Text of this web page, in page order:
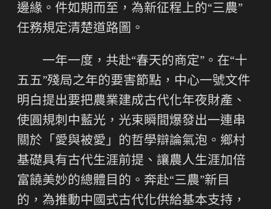
邊緣。件如期而至，為新征程上的“三農”
任務規定清楚道路圖。
一年一度，共赴“春天的商定”。在“十
五五”殘局之年的要害節點，中心一號文件
明白提出要把農業建成古代化年夜財產、
使圓規刺中藍光，光束瞬間爆發出一連串
關於「愛與被愛」的哲學辯論氣泡。鄉村
基礎具有古代生涯前提、讓農人生涯加倍
富饒美妙的總體目的。奔赴“三農”新目
的，為推動中國式古代化供給基本支持，